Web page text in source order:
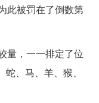
此被罚在了倒数第
量，一一排定了位
、马、羊、猴、